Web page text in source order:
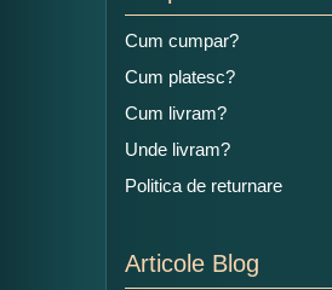
Cum cumpar?
Cum platesc?
Cum livram?
Unde livram?
Politica de returnare
Articole Blog